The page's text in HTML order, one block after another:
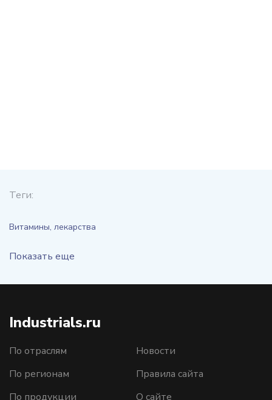
Теги:
Витамины, лекарства
Показать еще
Industrials.ru
По отраслям
По регионам
По продукции
Новости
Правила сайта
О сайте